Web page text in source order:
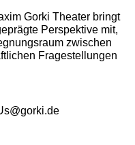
Gorki Theater bringt
Perspektive mit,
zwischen
Fragestellungen